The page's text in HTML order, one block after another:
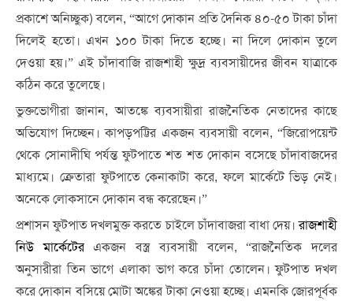
প্রকাশে অনিচ্ছুক) বলেন, “আগে দোকান প্রতি দৈনিক ৪০-৫০ টাকা চাঁদা
দিলেই হতো। এখন ১০০ টাকা দিতে হচ্ছে। না দিলে দোকান তুলে
দেওয়া হয়।” এই চাঁদাবাজি রাজশাহী ক্ষুদ্র ব্যবসায়ীদের জীবন যাত্রাকে
কঠিন করে তুলেছে।
ভুক্তভোগীরা জানান, আতঙ্কে ব্যবসায়ীরা রাজনৈতিক নেতাদের কাছে
অভিযোগ দিচ্ছেন। কাপড়পট্টির একজন ব্যবসায়ী বলেন, “জিরোপয়েন্ট
থেকে সোনাদীঘি পর্যন্ত ফুটপাতে শত শত দোকান বসেছে চাঁদাবাজদের
মাধ্যমে। ক্রেতারা ফুটপাতে কেনাকাটা করে, ফলে মার্কেটে ভিড় নেই।
অনেকে লোকসানে দোকান বন্ধ করেছেন।”
প্রশাসন ফুটপাত দখলমুক্ত করতে চাইলে চাঁদাবাজরা বাধা দেয়।রাজশাহী
নিউ মার্কেটেরএকজন বস্ত্র ব্যবসায়ী বলেন, “রাজনৈতিক দলের
অনুসারীরা তিন ভাগে এলাকা ভাগ করে চাঁদা তোলেন। ফুটপাত দখল
করে দোকান বসিয়ে মোটা অঙ্কের টাকা নেওয়া হচ্ছে। এমনকি জোরপূর্বক